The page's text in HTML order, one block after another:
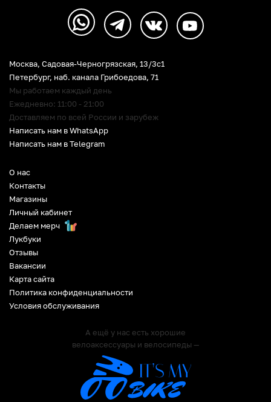
О нас
Контакты
Магазины
Личный кабинет
Делаем мерч
Лукбуки
Отзывы
Вакансии
Карта сайта
Политика конфиденциальности
Условия обслуживания
А ещё у нас есть хорошие
велоаксессуары и велосипеды —
Москва, Садовая-Черногрязская, 13/3c1
Петербург, наб. канала Грибоедова, 71
Мы работаем каждый день
Ежедневно: 11:00 - 21:00
Доставляем по всей России и зарубеж
Написать нам в WhatsApp
Написать нам в Telegram